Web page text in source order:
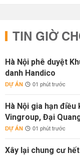
TIN GIỜ
Hà Nội phê duyệt
danh Handico
DỰ ÁN 01 phút trước
Hà Nội gia hạn
Vingroup, Đại
DỰ ÁN 01 phút trước
Xây lại chung cư